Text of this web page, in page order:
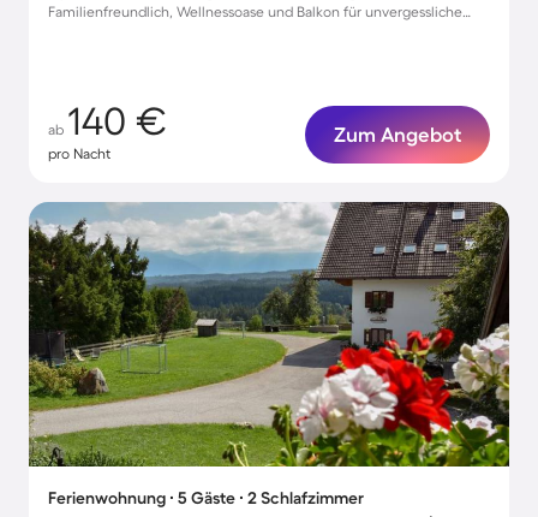
Familienfreundlich, Wellnessoase und Balkon für unvergessliche
ab 140 €
pro Nacht
Zum Angebot
Ferienwohnung ∙ 5 Gäste ∙ 2 Schlafzimmer